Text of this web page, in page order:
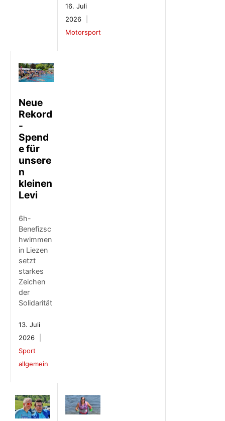
16. Juli
2026
Motorsport
Neue
Rekord
-
Spend
e für
unsere
n
kleinen
Levi
6h-
Benefizsc
hwimmen
in Liezen
setzt
starkes
Zeichen
der
Solidarität
13. Juli
2026
Sport
allgemein